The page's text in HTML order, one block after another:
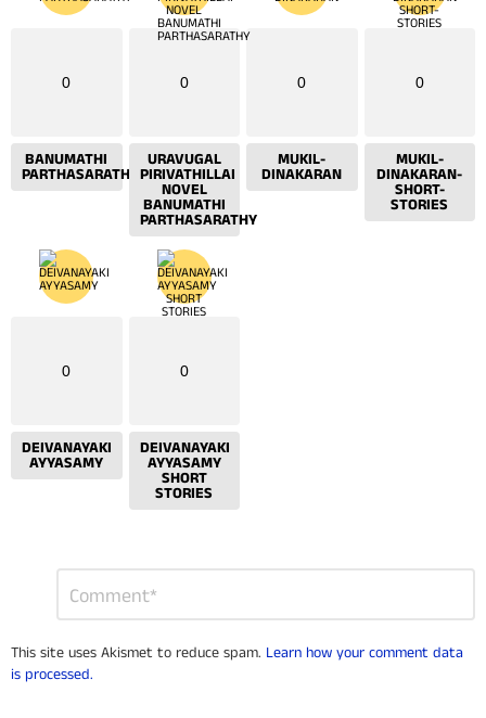
0
BANUMATHI
PARTHASARATHY
0
URAVUGAL
PIRIVATHILLAI
NOVEL
BANUMATHI
PARTHASARATHY
0
MUKIL-
DINAKARAN
0
MUKIL-
DINAKARAN-
SHORT-
STORIES
0
DEIVANAYAKI
AYYASAMY
0
DEIVANAYAKI
AYYASAMY
SHORT
STORIES
This site uses Akismet to reduce spam. Learn how your comment data
is processed.